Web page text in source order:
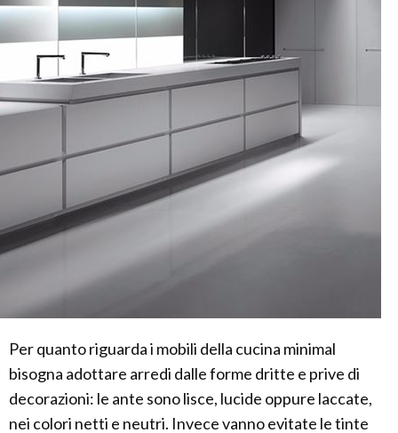
Per quanto riguarda i mobili della cucina minimal
bisogna adottare arredi dalle forme dritte e prive di
decorazioni: le ante sono lisce, lucide oppure laccate,
nei colori netti e neutri. Invece vanno evitate le tinte